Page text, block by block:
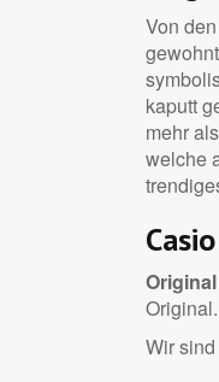
Von
kaputt
mehr
welche
Wir